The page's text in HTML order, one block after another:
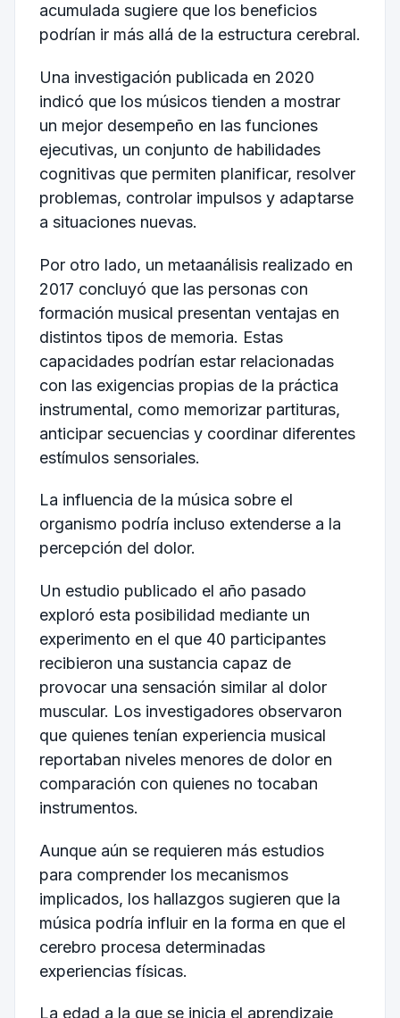
acumulada sugiere que los beneficios
podrían ir más allá de la estructura cerebral.
Una investigación publicada en 2020
indicó que los músicos tienden a mostrar
un mejor desempeño en las funciones
ejecutivas, un conjunto de habilidades
cognitivas que permiten planificar, resolver
problemas, controlar impulsos y adaptarse
a situaciones nuevas.
Por otro lado, un metaanálisis realizado en
2017 concluyó que las personas con
formación musical presentan ventajas en
distintos tipos de memoria. Estas
capacidades podrían estar relacionadas
con las exigencias propias de la práctica
instrumental, como memorizar partituras,
anticipar secuencias y coordinar diferentes
estímulos sensoriales.
La influencia de la música sobre el
organismo podría incluso extenderse a la
percepción del dolor.
Un estudio publicado el año pasado
exploró esta posibilidad mediante un
experimento en el que 40 participantes
recibieron una sustancia capaz de
provocar una sensación similar al dolor
muscular. Los investigadores observaron
que quienes tenían experiencia musical
reportaban niveles menores de dolor en
comparación con quienes no tocaban
instrumentos.
Aunque aún se requieren más estudios
para comprender los mecanismos
implicados, los hallazgos sugieren que la
música podría influir en la forma en que el
cerebro procesa determinadas
experiencias físicas.
La edad a la que se inicia el aprendizaje